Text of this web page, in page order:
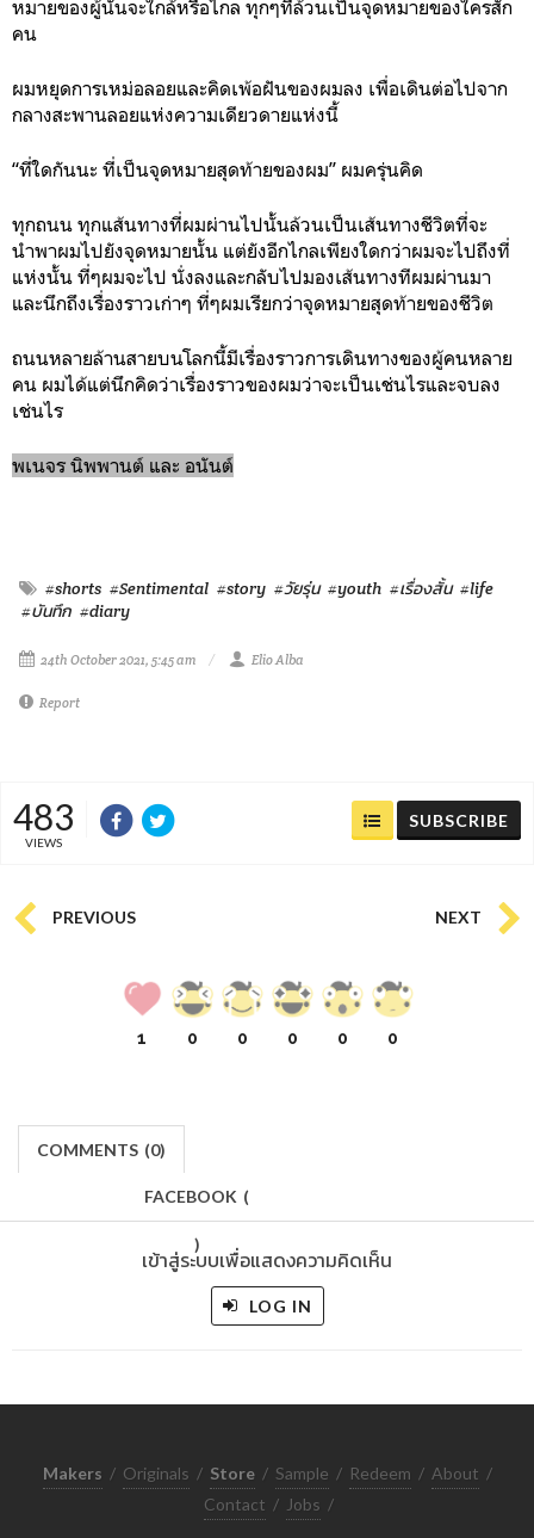
หมายของผู้นั้นจะใกล้หรือไกล ทุกๆที่ล้วนเป็นจุดหมายของใครสัก
คน
ผมหยุดการเหม่อลอยและคิดเพ้อฝันของผมลง เพื่อเดินต่อไปจาก
กลางสะพานลอยแห่งความเดียวดายแห่งนี้
“ที่ใดกันนะ ที่เป็นจุดหมายสุดท้ายของผม” ผมครุ่นคิด
ทุกถนน ทุกแส้นทางที่ผมผ่านไปนั้นล้วนเป็นเส้นทางชีวิตที่จะ
นำพาผมไปยังจุดหมายนั้น แต่ยังอีกไกลเพียงใดกว่าผมจะไปถึงที่
แห่งนั้น ที่ๆผมจะไป นั่งลงและกลับไปมองเส้นทางทีผมผ่านมา
และนึกถึงเรื่องราวเก่าๆ ที่ๆผมเรียกว่าจุดหมายสุดท้ายของชีวิต
ถนนหลายล้านสายบนโลกนี้มีเรื่องราวการเดินทางของผู้คนหลาย
คน ผมได้แต่นึกคิดว่าเรื่องราวของผมว่าจะเป็นเช่นไรและจบลง
เช่นไร
พเนจร นิพพานต์ และ อนันต์
#shorts #Sentimental #story #วัยรุ่น #youth #เรื่องสั้น #life
#บันทึก #diary
24th October 2021, 5:45 am Elio Alba
Report
483
VIEWS
SUBSCRIBE
PREVIOUS NEXT
1 0 0 0 0 0
COMMENTS (0)
FACEBOOK (
)
เข้าสู่ระบบเพื่อแสดงความคิดเห็น
LOG IN
Makers / Originals / Store / Sample / Redeem / About /
Contact / Jobs /